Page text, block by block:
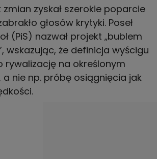
zmian zyskał szerokie poparcie
głosów krytyki. Poseł
(PiS) nazwał projekt „bublem
wskazując, że definicja wyścigu
rywalizację na określonym
a nie np. próbę osiągnięcia jak